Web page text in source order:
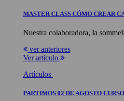
MASTER CLASS CÓMO CREAR
Nuestra colaboradora, la
ver anteriores
Ver artículo
Artículos
PARTIMOS 02 DE AGOSTO